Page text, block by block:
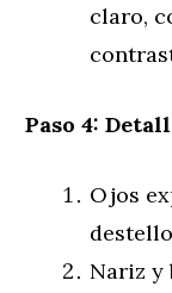
claro,
Paso 4:
Ojos
Nariz y